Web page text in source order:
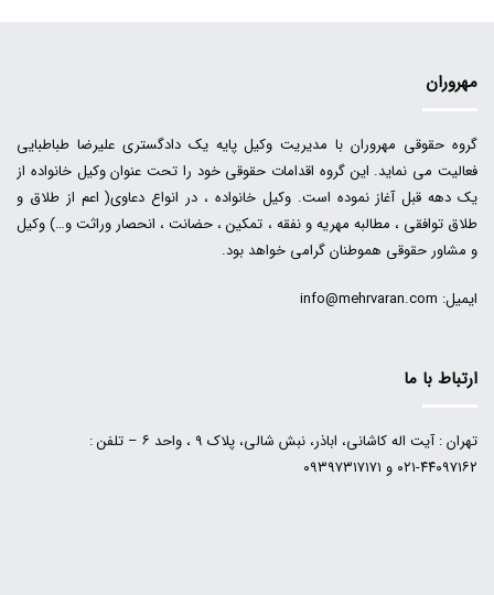
مهروران
گروه حقوقی مهروران با مدیریت وکیل پایه یک دادگستری علیرضا طباطبایی
فعالیت می نماید. این گروه اقدامات حقوقی خود را تحت عنوان وکیل خانواده از
یک دهه قبل آغاز نموده است. وکیل خانواده ، در انواع دعاوی( اعم از طلاق و
طلاق توافقی ، مطالبه مهریه و نفقه ، تمکین ، حضانت ، انحصار وراثت و…) وکیل
و مشاور حقوقی هموطنان گرامی خواهد بود.
ایمیل: info@mehrvaran.com
ارتباط با ما
تهران : آیت اله کاشانی، اباذر، نبش شالی، پلاک ۹ ، واحد ۶ – تلفن :
۴۴۰۹۷۱۶۲-۰۲۱ و ۰۹۳۹۷۳۱۷۱۷۱